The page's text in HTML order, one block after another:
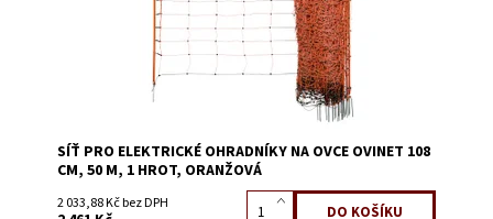
SÍŤ PRO ELEKTRICKÉ OHRADNÍKY NA OVCE OVINET 108
CM, 50 M, 1 HROT, ORANŽOVÁ
2 033,88 Kč bez DPH